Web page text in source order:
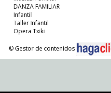
DANZA FAMILIAR
Infantil
Taller Infantil
Opera Txiki
© Gestor de contenidos